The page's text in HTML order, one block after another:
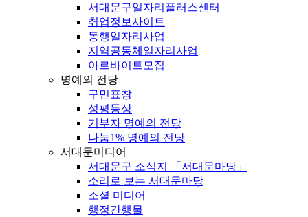
서대문구일자리플러스센터
취업정보사이트
동행일자리사업
지역공동체일자리사업
아르바이트모집
명예의 전당
구민표창
성평등상
기부자 명예의 전당
나눔1% 명예의 전당
서대문미디어
서대문구 소식지 「서대문마당」
소리로 보는 서대문마당
소셜 미디어
행정간행물